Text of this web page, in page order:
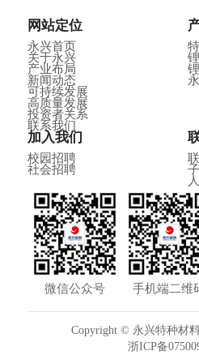
网站定位
永兴首页
关于永兴
产业布局
新闻动态
可持续发展
高质量发展
投资者关系
联系我们
加入我们
校园招聘
社会招聘
微信公众号 手机端二维
Copyright © 永兴特种材
浙ICP备